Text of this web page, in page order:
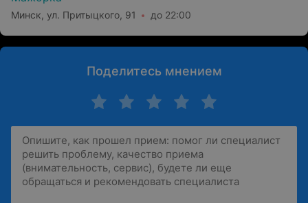
Минск, ул. Притыцкого, 91 до 22:00
Поделитесь мнением